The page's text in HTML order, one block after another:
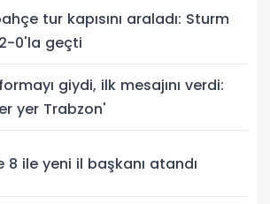
tur kapısını araladı: Sturm
2-0'la geçti
giydi, ilk mesajını verdi:
yer Trabzon'
8 ile yeni il başkanı atandı